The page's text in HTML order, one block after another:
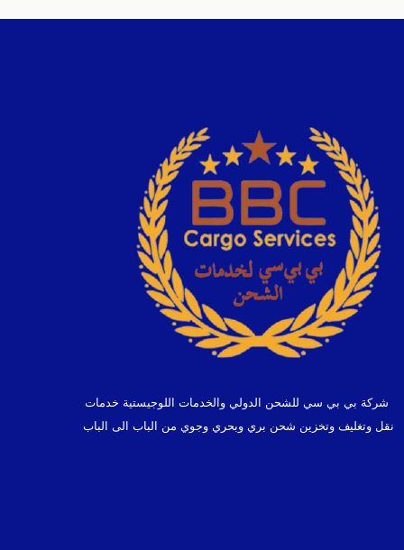
شركة بي بي سي للشحن الدولي والخدمات اللوجيستية خدمات
نقل وتغليف وتخزين شحن بري وبحري وجوي من الباب الى الباب